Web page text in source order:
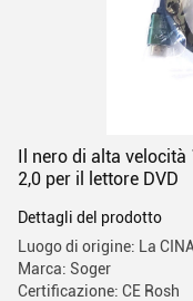
Il nero di alta velocità
2,0 per il lettore DVD
Dettagli del prodotto
Luogo di origine: La CINA
Marca: Soger
Certificazione: CE Rosh